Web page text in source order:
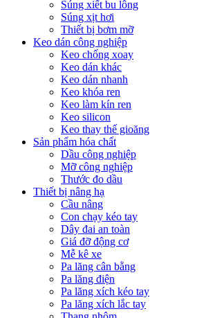
Súng xiết bu lông
Súng xịt hơi
Thiết bị bơm mỡ
Keo dán công nghiệp
Keo chống xoay
Keo dán khác
Keo dán nhanh
Keo khóa ren
Keo làm kín ren
Keo silicon
Keo thay thế gioăng
Sản phẩm hóa chất
Dầu công nghiệp
Mỡ công nghiệp
Thước đo dầu
Thiết bị nâng hạ
Cầu nâng
Con chạy kéo tay
Dây đai an toàn
Giá đỡ động cơ
Mễ kê xe
Pa lăng cân bằng
Pa lăng điện
Pa lăng xích kéo tay
Pa lăng xích lắc tay